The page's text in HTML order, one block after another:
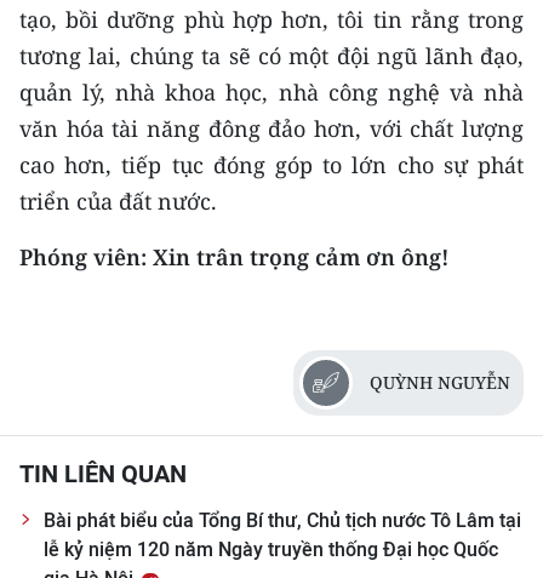
tạo, bồi dưỡng phù hợp hơn, tôi tin rằng trong
tương lai, chúng ta sẽ có một đội ngũ lãnh đạo,
quản lý, nhà khoa học, nhà công nghệ và nhà
văn hóa tài năng đông đảo hơn, với chất lượng
cao hơn, tiếp tục đóng góp to lớn cho sự phát
triển của đất nước.
Phóng viên: Xin trân trọng cảm ơn ông!
QUỲNH NGUYỄN
TIN LIÊN QUAN
Bài phát biểu của Tổng Bí thư, Chủ tịch nước Tô Lâm tại
lễ kỷ niệm 120 năm Ngày truyền thống Đại học Quốc